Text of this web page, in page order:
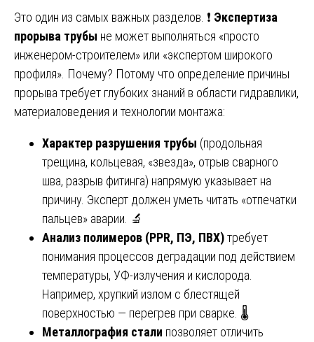
Это один из самых важных разделов. ❗ Экспертиза
прорыва трубы не может выполняться «просто
инженером-строителем» или «экспертом широкого
профиля». Почему? Потому что определение причины
прорыва требует глубоких знаний в области гидравлики,
материаловедения и технологии монтажа:
Характер разрушения трубы (продольная
трещина, кольцевая, «звезда», отрыв сварного
шва, разрыв фитинга) напрямую указывает на
причину. Эксперт должен уметь читать «отпечатки
пальцев» аварии. 🔬
Анализ полимеров (PPR, ПЭ, ПВХ)требует
понимания процессов деградации под действием
температуры, УФ-излучения и кислорода.
Например, хрупкий излом с блестящей
поверхностью — перегрев при сварке. 🌡️
Металлография стали позволяет отличить